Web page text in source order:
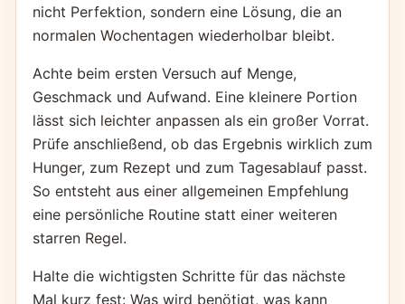
nicht Perfektion, sondern eine Lösung, die an
normalen Wochentagen wiederholbar bleibt.
Achte beim ersten Versuch auf Menge,
Geschmack und Aufwand. Eine kleinere Portion
lässt sich leichter anpassen als ein großer Vorrat.
Prüfe anschließend, ob das Ergebnis wirklich zum
Hunger, zum Rezept und zum Tagesablauf passt.
So entsteht aus einer allgemeinen Empfehlung
eine persönliche Routine statt einer weiteren
starren Regel.
Halte die wichtigsten Schritte für das nächste
Mal kurz fest: Was wird benötigt, was kann